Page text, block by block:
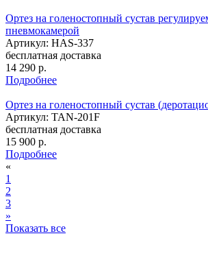
Ортез на голеностопный сустав
пневмокамерой
Артикул: HAS-337
бесплатная доставка
14 290 р.
Подробнее
Ортез на голеностопный сустав
Артикул: TAN-201F
бесплатная доставка
15 900 р.
Подробнее
«
1
2
3
»
Показать все